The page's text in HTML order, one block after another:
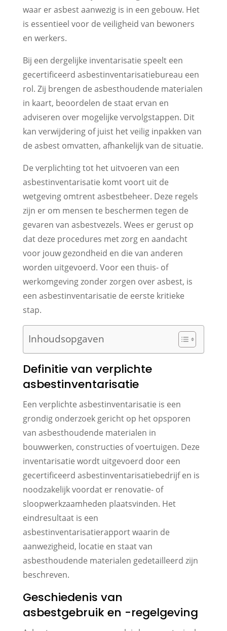
waar er asbest aanwezig is in een gebouw. Het
is essentieel voor de veiligheid van bewoners
en werkers.
Bij een dergelijke inventarisatie speelt een
gecertificeerd asbestinventarisatiebureau een
rol. Zij brengen de asbesthoudende materialen
in kaart, beoordelen de staat ervan en
adviseren over mogelijke vervolgstappen. Dit
kan verwijdering of juist het veilig inpakken van
de asbest omvatten, afhankelijk van de situatie.
De verplichting tot het uitvoeren van een
asbestinventarisatie komt voort uit de
wetgeving omtrent asbestbeheer. Deze regels
zijn er om mensen te beschermen tegen de
gevaren van asbestvezels. Wees er gerust op
dat deze procedures met zorg en aandacht
voor jouw gezondheid en die van anderen
worden uitgevoerd. Voor een thuis- of
werkomgeving zonder zorgen over asbest, is
een asbestinventarisatie de eerste kritieke
stap.
Inhoudsopgaven
Definitie van verplichte
asbestinventarisatie
Een verplichte asbestinventarisatie is een
grondig onderzoek gericht op het opsporen
van asbesthoudende materialen in
bouwwerken, constructies of voertuigen. Deze
inventarisatie wordt uitgevoerd door een
gecertificeerd asbestinventarisatiebedrijf en is
noodzakelijk voordat er renovatie- of
sloopwerkzaamheden plaatsvinden. Het
eindresultaat is een
asbestinventarisatierapport waarin de
aanwezigheid, locatie en staat van
asbesthoudende materialen gedetailleerd zijn
beschreven.
Geschiedenis van
asbestgebruik en -regelgeving